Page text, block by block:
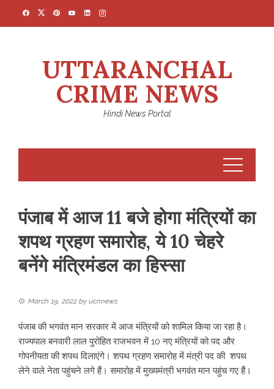
UTTARANCHAL
CRIME NEWS
Hindi News Portal
पंजाब में आज 11 बजे होगा मंत्रियों का
शपथ ग्रहण समारोह, ये 10 चेहरे
बनेंगे मंत्रिमंडल का हिस्सा
March 19, 2022 by ucnnews
पंजाब की भगवंत मान सरकार में आज मंत्रियों को शामिल किया जा रहा है।
राज्‍यपाल बनवारी लाल पुरोहित राजभवन में 10 नए मंत्रियों को पद और
गोपनीयता की शपथ दिलाएंगे। शपथ ग्रहण समारोह में मंत्री पद की शपथ
लेने वाले नेता पहुंचने लगे हैं। समारोह में मुख्‍यमंत्री भगवंत मान पहुंच गए हैं।